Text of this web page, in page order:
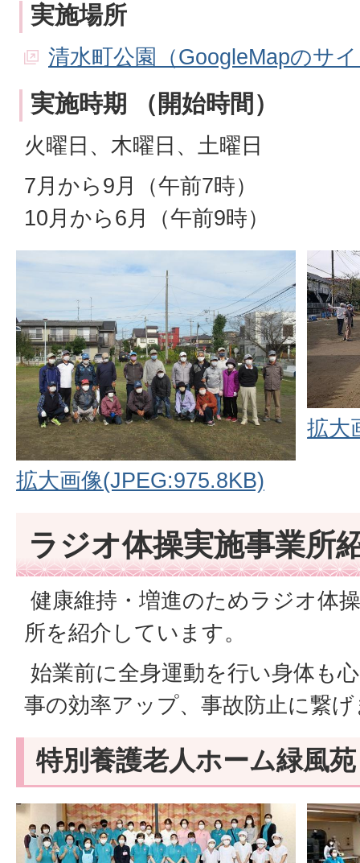
実施場所
清水町公園（GoogleMapのサ
実施時期 （開始時間）
火曜日、木曜日、土曜日
7月から9月（午前7時）
10月から6月（午前9時）
拡大画像(JPEG:975.8KB)
拡大
ラジオ体操実施事業所
健康維持・増進のためラジオ体
所を紹介しています。
始業前に全身運動を行い身体も
事の効率アップ、事故防止に繋
特別養護老人ホーム緑風苑